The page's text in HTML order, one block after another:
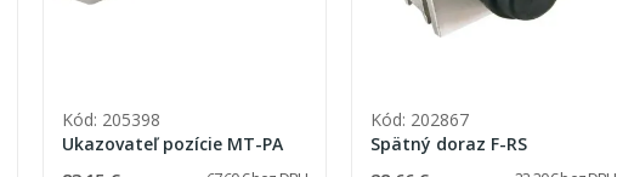
Kód: 205398
Ukazovateľ pozície MT-PA
Kód: 202867
Spätný doraz F-RS